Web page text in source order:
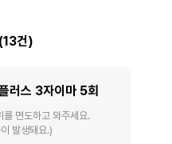
건)
러스 3자이마 5회
를 면도하고 와주세요.
발생돼요.)